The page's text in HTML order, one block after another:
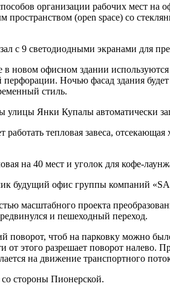
организации рабочих мест
пространством (open space) со
с 9 светодиодными экранами для
новом офисном здании
Ночью фасад здания
стиль.
улицы Янки Купалы автоматически
работать тепловая завеса,
на 40 мест и уголок для кофе-
масштабного проекта
и пешеходный переход.
поворот, чтоб на парковку можно
от этого разрешает поворот
на движение транспортного
со стороны Пионерской.